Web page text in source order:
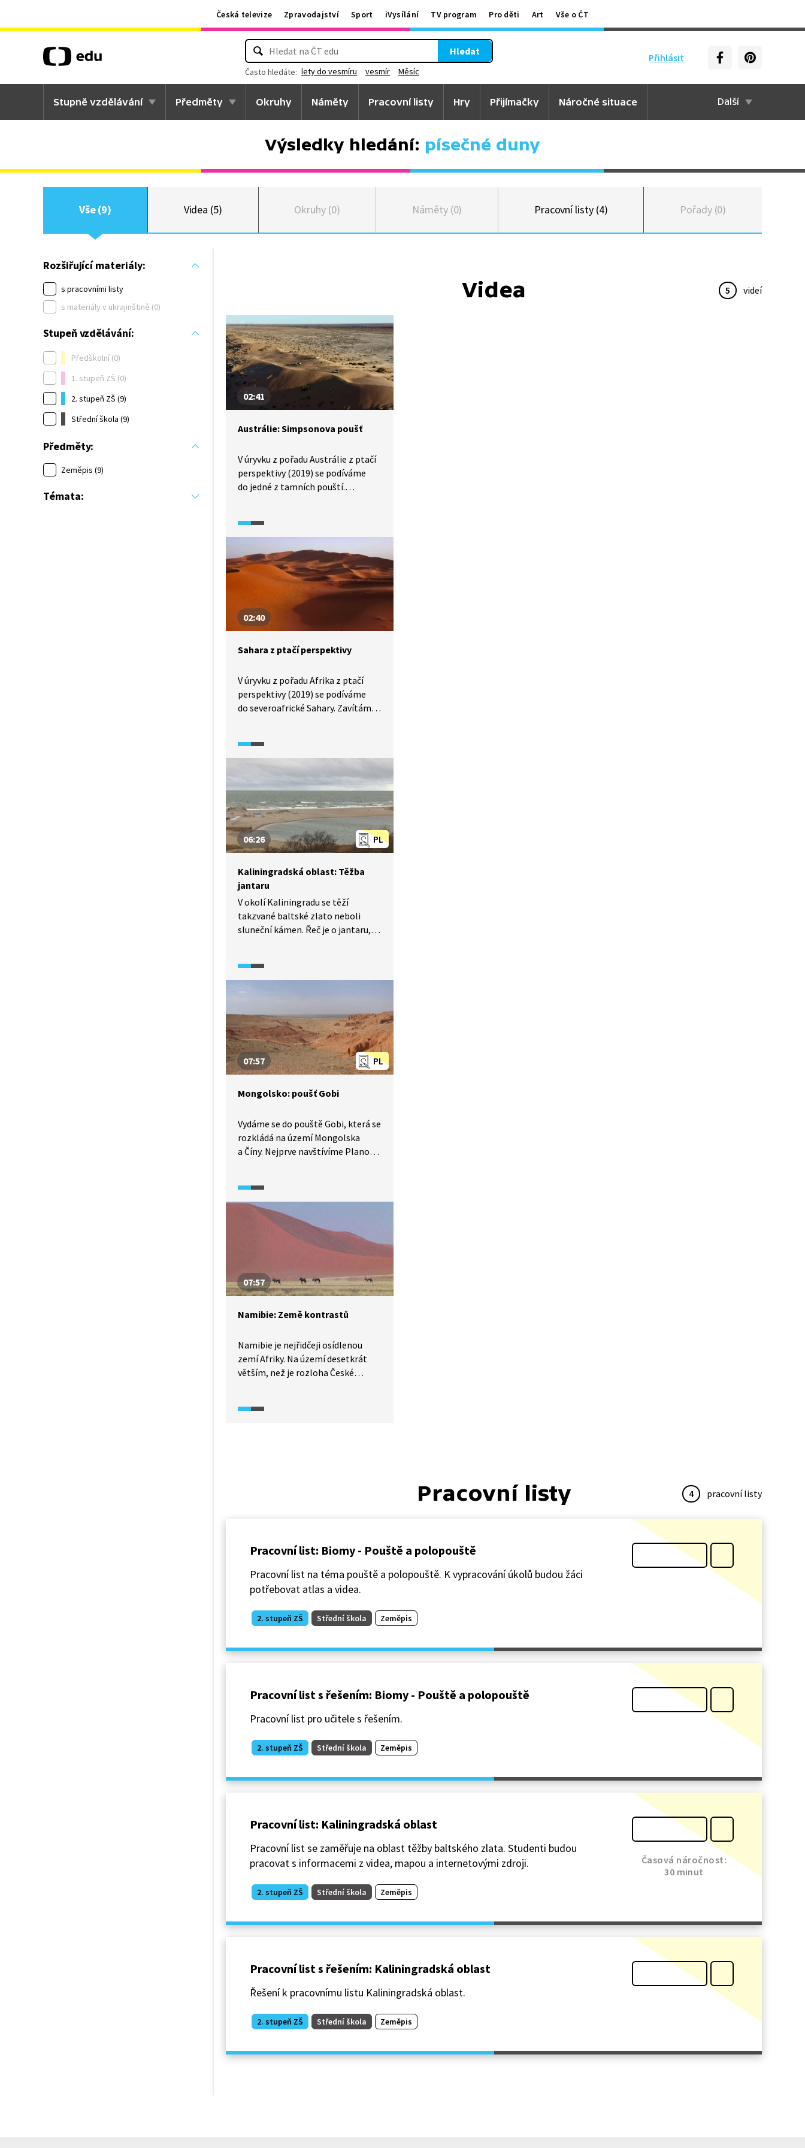
Česká televize Zpravodajství Sport iVysílání TV program Pro děti Art Vše o ČT
Přihlásit
Hledat
Často hledáte: lety do vesmíru vesmír Měsíc
Stupně vzdělávání Předměty Okruhy Náměty Pracovní listy Hry Přijímačky Náročné situace Další
Výsledky hledání: písečné duny
Vše (9) Videa (5) Okruhy (0) Náměty (0) Pracovní listy (4) Pořady (0)
Rozšiřující materiály:
s pracovními listy
s materiály v ukrajinštině (0)
Stupeň vzdělávání:
Předškolní (0)
1. stupeň ZŠ (0)
2. stupeň ZŠ (9)
Střední škola (9)
Předměty:
Zeměpis (9)
Témata:
Videa 5 videí
02:41
Austrálie: Simpsonova poušť
V úryvku z pořadu Austrálie z ptačí
perspektivy (2019) se podíváme
do jedné z tamních pouští.
a vyprahlou oblast plnou rudého
02:40
Sahara z ptačí perspektivy
V úryvku z pořadu Afrika z ptačí
perspektivy (2019) se podíváme
do severoafrické Sahary. Zavítáme
a navštívíme tradiční berberské
tábory.
PL
06:26
Kaliningradská oblast: Těžba
jantaru
V okolí Kaliningradu se těží
takzvané baltské zlato neboli
sluneční kámen. Řeč je o jantaru,
jantarový lom, dílnu, kde se vyrábí
dlouhý pás země obklopený
mořem a tvořený převážně
písečnými dunami.
PL
07:57
Mongolsko: poušť Gobi
Vydáme se do pouště Gobi, která se
rozkládá na území Mongolska
a Číny. Nejprve navštívíme Planoucí
uvidíme národní park Gobi
Gurvansaikhan s rozlehlými
písečnými dunami, údolí Jolin Am
plné vegetace a žulové skalnaté
útvary v oblasti Baga Gazriin
07:57
Namibie: Země kontrastů
Namibie je nejřidčeji osídlenou
zemí Afriky. Na území desetkrát
větším, než je rozloha České
části kontinentu a kromě
Pracovní listy 4 pracovní listy
Pracovní list: Biomy - Pouště a polopouště
Pracovní list na téma pouště a polopouště. K vypracování úkolů budou žáci
potřebovat atlas a videa.
2. stupeň ZŠ Střední škola Zeměpis
Pracovní list s řešením: Biomy - Pouště a polopouště
Pracovní list pro učitele s řešením.
2. stupeň ZŠ Střední škola Zeměpis
Pracovní list: Kaliningradská oblast
Pracovní list se zaměřuje na oblast těžby baltského zlata. Studenti budou
pracovat s informacemi z videa, mapou a internetovými zdroji.
2. stupeň ZŠ Střední škola Zeměpis
Časová náročnost:
30 minut
Pracovní list s řešením: Kaliningradská oblast
Řešení k pracovnímu listu Kaliningradská oblast.
2. stupeň ZŠ Střední škola Zeměpis